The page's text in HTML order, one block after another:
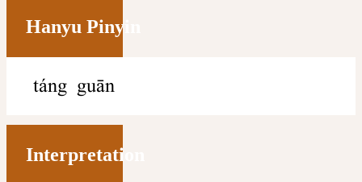
Hanyu Pinyin
táng guān
Interpretation